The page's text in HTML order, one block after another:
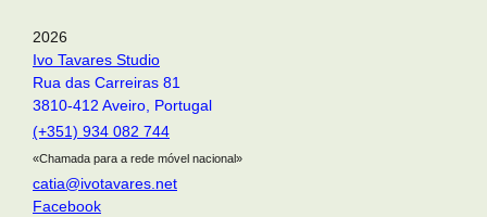
2026
Ivo Tavares Studio
Rua das Carreiras 81
3810-412 Aveiro, Portugal
(+351) 934 082 744
«Chamada para a rede móvel nacional»
catia@ivotavares.net
Facebook